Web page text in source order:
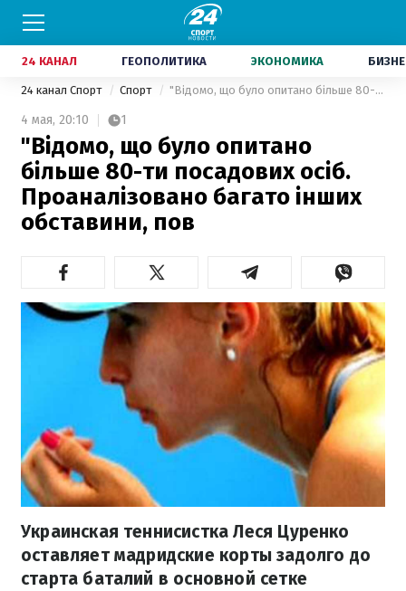
24 КАНАЛ ГЕОПОЛИТИКА ЭКОНОМИКА
24 канал Спорт Спорт "Відомо, що було опитано більше 80-ти посадових осіб. Проаналізовано багато інших обставини, пов
4 мая, 20:10 1
"Відомо, що було опитано
більше 80-ти посадових осіб.
Проаналізовано багато інших
обставини, пов
Украинская теннисистка Леся Цуренко
оставляет мадридские корты задолго до
старта баталий в основной сетке